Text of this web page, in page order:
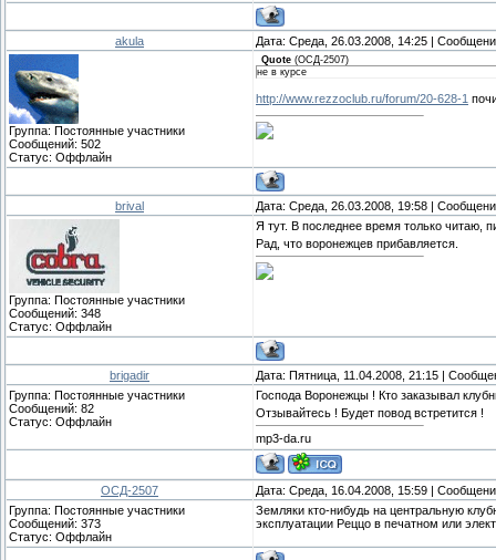
akula Дата: Среда, 26.03.2008, 14:25 |
Группа: Постоянные участники
Сообщений: 502
Статус: Оффлайн
Quote (ОСД-2507)
не в курсе
http://www.rezzoclub.ru/forum/20-628-1
brival Дата: Среда, 26.03.2008, 19:58 |
Группа: Постоянные участники
Сообщений: 348
Статус: Оффлайн
Я тут. В последнее время только читаю,
Рад, что воронежцев прибавляется.
brigadir
Дата: Пятница, 11.04.2008, 21:15 |
Группа: Постоянные участники
Сообщений: 82
Статус: Оффлайн
Господа Воронежцы ! Кто заказывал
Отзывайтесь ! Будет повод встретится !
mp3-da.ru
ОСД-2507
Дата: Среда, 16.04.2008, 15:59 |
Группа: Постоянные участники
Сообщений: 373
Статус: Оффлайн
Земляки кто-нибудь на центральную
эксплуатации Реццо в печатном или